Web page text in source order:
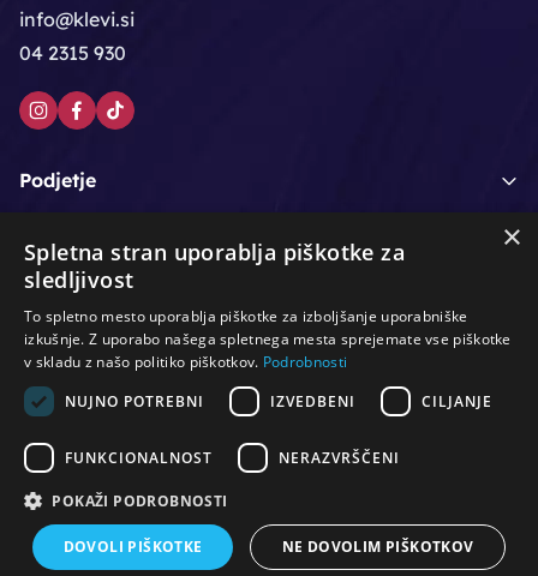
info@klevi.si
04 2315 930
Podjetje
Moj račun
Podpora strankam
Lasje & nega las / Roke & nohti / Orodje - kozmetično /
Oprema za salone / Čistoča & zaščita / Ostalo
© Vse pravice pridržane. Produkcija:PNV d.o.o.
×
Spletna stran uporablja piškotke za
sledljivost
To spletno mesto uporablja piškotke za izboljšanje uporabniške
izkušnje. Z uporabo našega spletnega mesta sprejemate vse piškotke
v skladu z našo politiko piškotkov. Podrobnosti
NUJNO POTREBNI
IZVEDBENI CILJANJE
FUNKCIONALNOST NERAZVRŠČENI
POKAŽI PODROBNOSTI
DOVOLI PIŠKOTKE NE DOVOLIM PIŠKOTKOV